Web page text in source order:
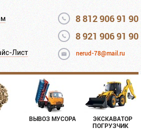
Лист
8 812 906 91 90
8 921 906 91 90
nerud-78@mail.ru
ВЫВОЗ МУСОРА
ЭКСКАВАТОР
ПОГРУЗЧИК